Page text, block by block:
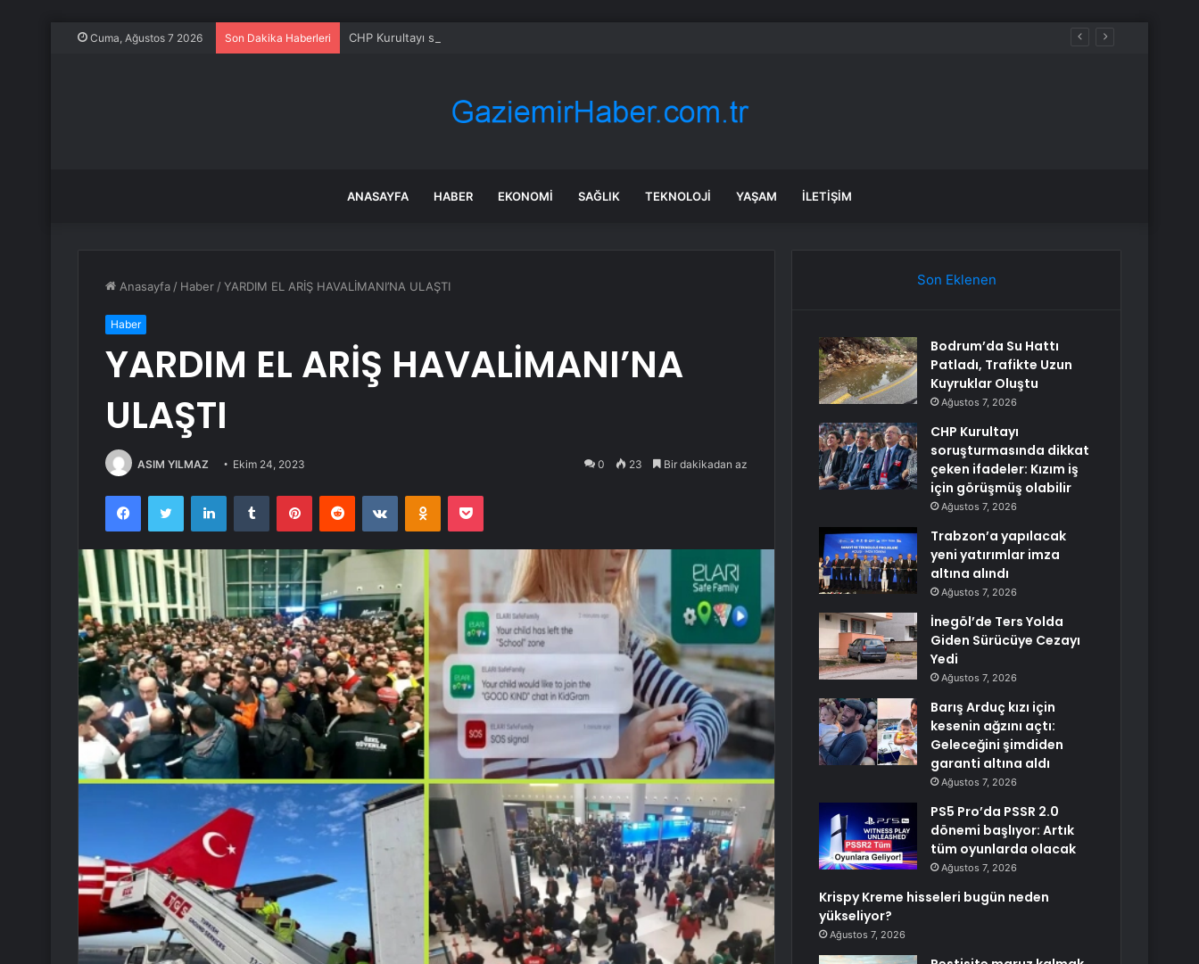
Cuma, Ağustos 7 2026 Son Dakika Haberleri CHP Kurultayı soruşturmasında dikkat çeken ifadeler: Kızım iş için görüşmüş olabilir
ANASAYFA HABER EKONOMI SAĞLIK TEKNOLOJI YAŞAM İLETIŞIM
Anasayfa / Haber /YARDIM EL ARİŞ HAVALİMANI’NA ULAŞTI
Haber
YARDIM EL ARİŞ HAVALİMANI’NA
ULAŞTI
ASIM YILMAZ Ekim 24, 2023 0 23 Bir dakikadan az
FacebookTwitter LinkedInTumblr PinterestReddit VKontakteOdnoklassniki
Pocket
Son Eklenen
Bodrum’da Su Hattı
Patladı, Trafikte Uzun
Kuyruklar Oluştu
Ağustos 7, 2026
CHP Kurultayı
soruşturmasında dikkat
çeken ifadeler: Kızım iş
için görüşmüş olabilir
Ağustos 7, 2026
Trabzon’a yapılacak
yeni yatırımlar imza
altına alındı
Ağustos 7, 2026
İnegöl’de Ters Yolda
Giden Sürücüye Cezayı
Yedi
Ağustos 7, 2026
Barış Arduç kızı için
kesenin ağzını açtı:
Geleceğini şimdiden
garanti altına aldı
Ağustos 7, 2026
PS5 Pro’da PSSR 2.0
dönemi başlıyor: Artık
tüm oyunlarda olacak
Ağustos 7, 2026
Krispy Kreme hisseleri bugün neden
yükseliyor?
Ağustos 7, 2026